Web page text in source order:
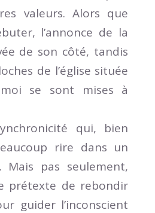
valeurs. Alors que
l’annonce de la
de son côté, tandis
de l’église située
se sont mises à
qui, bien
rire dans un
Mais pas seulement,
prétexte de rebondir
guider l’inconscient